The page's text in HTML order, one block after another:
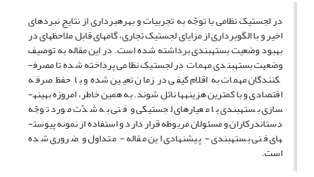
در لجستیک نظامی با توجّه به تجربیات و بهره­برداری از نتایج نبردهای
اخیر و با الگوبرداری از مزایای لجستیک تجاری، گام­های قابل ملاحظه­ای در
بهبود وضعیت بسته­بندی برداشته شده است. در این مقاله به توصیف
وضعیت بسته­بندی مهمات در لجستیک نظامی پرداخته شده تا مصرف­
کنندگان مهمات به اقلام کیفی در زمان تعیین شده و با حفظ صرفه
اقتصادی و با کمترین هزینه­ها نائل شوند. به همین خاطر، امروزه بهینه­
سازی بسته­بندی با معیارهای لجستیکی و فنی به شدّت مورد توجّه
دست­اندرکاران و مسئولان مربوطه قرار دارد و استفاده از نمونه پیوست­
های فنی بسته­بندی - پیشنهادی این مقاله - متداول و ضروری شده
است.